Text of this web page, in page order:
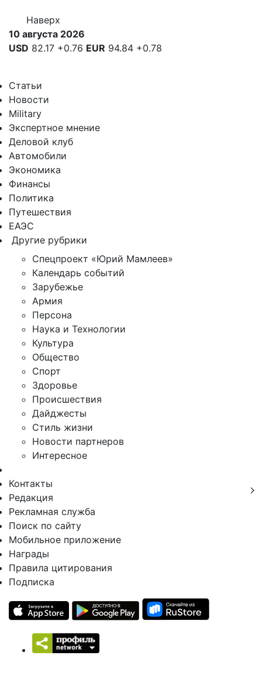
Наверх
10 августа 2026
USD 82.17 +0.76 EUR 94.84 +0.78
Статьи
Новости
Military
Экспертное мнение
Деловой клуб
Автомобили
Экономика
Финансы
Политика
Путешествия
ЕАЭС
Другие рубрики
Спецпроект «Юрий Мамлеев»
Календарь событий
Зарубежье
Армия
Персона
Наука и Технологии
Культура
Общество
Спорт
Здоровье
Происшествия
Дайджесты
Стиль жизни
Новости партнеров
Интересное
Контакты
Редакция
Рекламная служба
Поиск по сайту
Мобильное приложение
Награды
Правила цитирования
Подписка